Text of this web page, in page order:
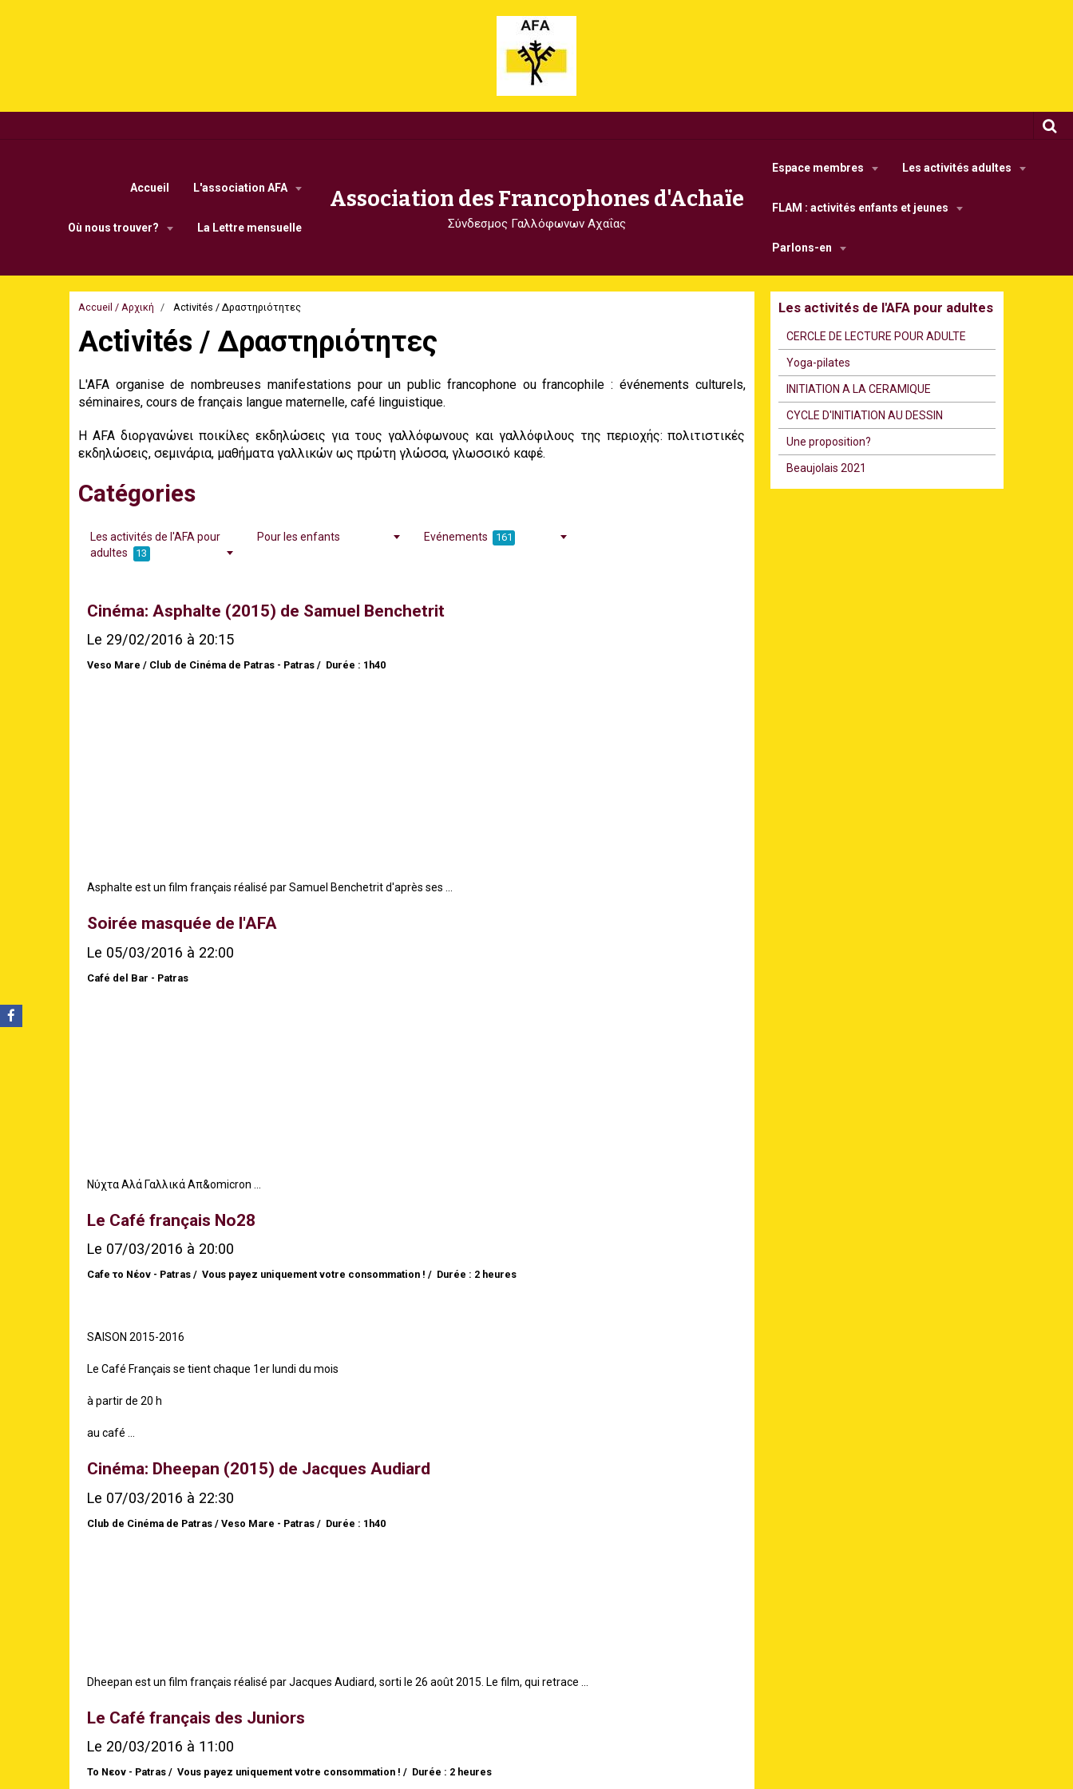
Accueil L'association AFA
Οù nous trouver? La Lettre mensuelle
Association des Francophones d'Achaïe
Σύνδεσμος Γαλλόφωνων Αχαΐας
Espace membres Les activités adultes
FLAM : activités enfants et jeunes
Parlons-en
Accueil / Αρχική Activités / Δραστηριότητες
Activités / Δραστηριότητες
L'AFA organise de nombreuses manifestations pour un public francophone ou francophile : événements culturels,
séminaires, cours de français langue maternelle, café linguistique.
H AFA διοργανώνει ποικίλες εκδηλώσεις για τους γαλλόφωνους και γαλλόφιλους της περιοχής: πολιτιστικές
εκδηλώσεις, σεμινάρια, μαθήματα γαλλικών ως πρώτη γλώσσα, γλωσσικό καφέ.
Catégories
Les activités de l'AFA pour
adultes
13
Pour les enfants Evénements 161
Cinéma: Asphalte (2015) de Samuel Benchetrit
Le 29/02/2016 à 20:15
Veso Mare / Club de Cinéma de Patras - Patras Durée : 1h40
Asphalte est un film français réalisé par Samuel Benchetrit d'après ses ...
Soirée masquée de l'AFA
Le 05/03/2016 à 22:00
Café del Bar - Patras
Νύχτα Αλά Γαλλικά Απ&omicron ...
Le Café français No28
Le 07/03/2016 à 20:00
Cafe το Νέον - Patras Vous payez uniquement votre consommation ! Durée : 2 heures
SAISON 2015-2016
Le Café Français se tient chaque 1er lundi du mois
à partir de 20 h
au café ...
Cinéma: Dheepan (2015) de Jacques Audiard
Le 07/03/2016 à 22:30
Club de Cinéma de Patras / Veso Mare - Patras Durée : 1h40
Dheepan est un film français réalisé par Jacques Audiard, sorti le 26 août 2015. Le film, qui retrace ...
Le Café français des Juniors
Le 20/03/2016 à 11:00
Το Νεον - Patras Vous payez uniquement votre consommation ! Durée : 2 heures
Les activités de l'AFA pour adultes
CERCLE DE LECTURE POUR ADULTE
Υoga-pilates
INITIATION A LA CERAMIQUE
CYCLE D'INITIATION AU DESSIN
Une proposition?
Beaujolais 2021